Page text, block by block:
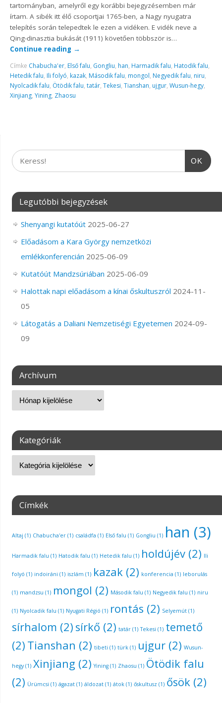
tartományban, amelyről egy korábbi bejegyzésemben már
írtam. A sibék itt élő csoportjai 1765-ben, a Nagy nyugatra
telepítés során telepedtek le ezen a vidéken. E vidék neve a
Qing-dinasztia bukását (1911) követően többször is…
Continue reading →
Címke Chabucha'er, Első falu, Gongliu, han, Harmadik falu, Hatodik falu,
Hetedik falu, Ili folyó, kazak, Második falu, mongol, Negyedik falu, niru,
Nyolcadik falu, Ötödik falu,tatár,Tekesi,Tianshan, ujgur,Wusun-hegy,
Xinjiang,Yining, Zhaosu
OK
Legutóbbi bejegyzések
Shenyangi kutatóút 2025-06-27
Előadásom a Kara György nemzetközi
emlékkonferencián 2025-06-09
Kutatóút Mandzsúriában 2025-06-09
Halottak napi előadásom a kínai őskultuszról 2024-11-
05
Látogatás a Daliani Nemzetiségi Egyetemen 2024-09-
09
Archívum
Kategóriák
Címkék
Altaj (1) Chabucha'er(1) családfa (1) Első falu (1) Gongliu (1) han (3)
Harmadik falu (1) Hatodik falu (1) Hetedik falu (1) holdújév(2) Ili
folyó (1) indoiráni (1) iszlám (1) kazak (2) konferencia (1) leborulás
(1) mandzsu (1) mongol (2) Második falu (1) Negyedik falu (1) niru
(1) Nyolcadik falu (1) Nyugati Régió (1) rontás (2) Selyemút(1)
sírhalom (2) sírkő (2) tatár(1) Tekesi (1) temető
(2) Tianshan (2) tibeti (1) türk(1) ujgur(2) Wusun-
hegy(1) Xinjiang (2) Yining(1) Zhaosu (1) Ötödik falu
(2) Ürümcsi (1) ágazat(1) áldozat(1) átok(1) őskultusz (1) ősök (2)